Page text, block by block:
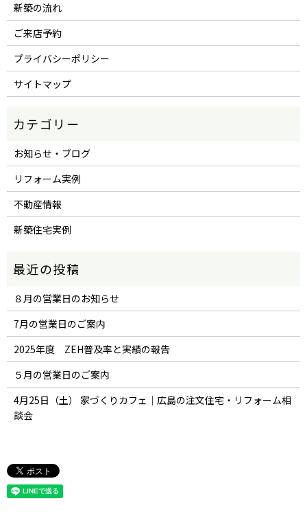
新築の流れ
ご来店予約
プライバシーポリシー
サイトマップ
お知らせ・ブログ
リフォーム実例
不動産情報
新築住宅実例
８月の営業日のお知らせ
7月の営業日のご案内
2025年度 ZEH普及率と実績の報告
５月の営業日のご案内
4月25日（土） 家づくりカフェ｜広島の注文住宅・リフォーム相
談会